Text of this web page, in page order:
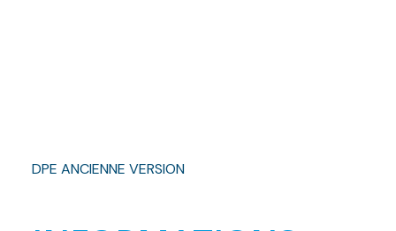
DPE ANCIENNE VERSION